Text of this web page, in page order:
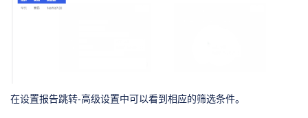
在设置报告跳转-高级设置中可以看到相应的筛选条件。